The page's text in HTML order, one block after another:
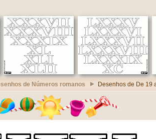
de Números romanos Desenhos de De 19